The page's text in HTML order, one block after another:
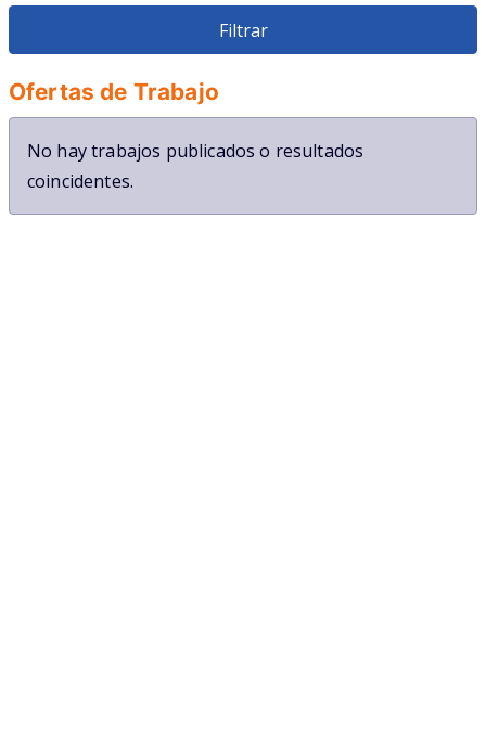
Restauracion
Ofertas de Trabajo
No hay trabajos publicados o resultados
coincidentes.